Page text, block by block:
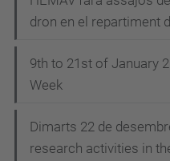
dron en el repartiment
9th to 21st of January
Week
Dimarts 22 de
research activities in